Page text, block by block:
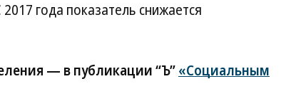
года показатель снижается
— в публикации “Ъ”«Социальным